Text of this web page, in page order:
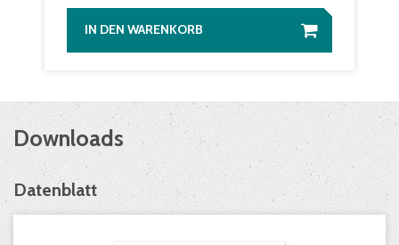
IN DEN WARENKORB
Downloads
Datenblatt